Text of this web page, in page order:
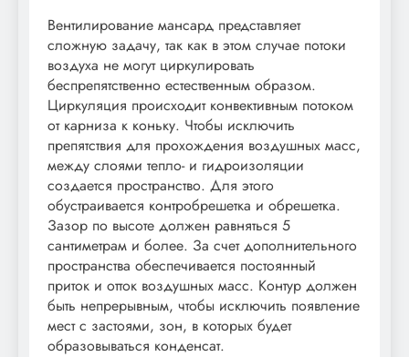
Вентилирование мансард представляет
сложную задачу, так как в этом случае потоки
воздуха не могут циркулировать
беспрепятственно естественным образом.
Циркуляция происходит конвективным потоком
от карниза к коньку. Чтобы исключить
препятствия для прохождения воздушных масс,
между слоями тепло- и гидроизоляции
создается пространство. Для этого
обустраивается контробрешетка и обрешетка.
Зазор по высоте должен равняться 5
сантиметрам и более. За счет дополнительного
пространства обеспечивается постоянный
приток и отток воздушных масс. Контур должен
быть непрерывным, чтобы исключить появление
мест с застоями, зон, в которых будет
образовываться конденсат.